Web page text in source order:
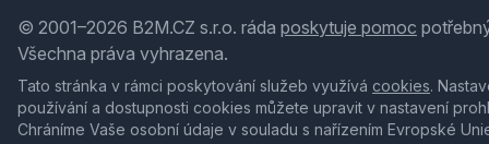
© 2001–2026 B2M.CZ s.r.o. ráda poskytuje pomoc
Všechna práva vyhrazena.
Tato stránka v rámci poskytování služeb využívá cookies.
používání a dostupnosti cookies můžete upravit v nastavení
Chráníme Vaše osobní údaje v souladu s nařízením Evropské